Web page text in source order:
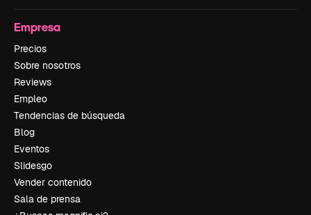
Empresa
Precios
Sobre nosotros
Reviews
Empleo
Tendencias de búsqueda
Blog
Eventos
Slidesgo
Vender contenido
Sala de prensa